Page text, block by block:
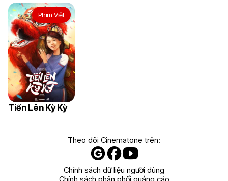
Phim Việt
Tiến Lên Kỳ Kỳ
Theo dõi Cinematone trên:
Chính sách dữ liệu người dùng